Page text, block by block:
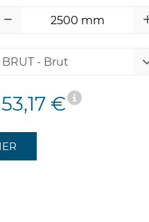
BRUT - Brut
€